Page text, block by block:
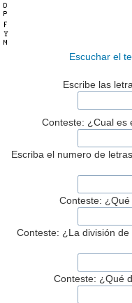
Escuchar el
Escribe las
Conteste: ¿Cual es
Escriba el numero de
Conteste:
Conteste: ¿La división
Conteste: ¿Qué